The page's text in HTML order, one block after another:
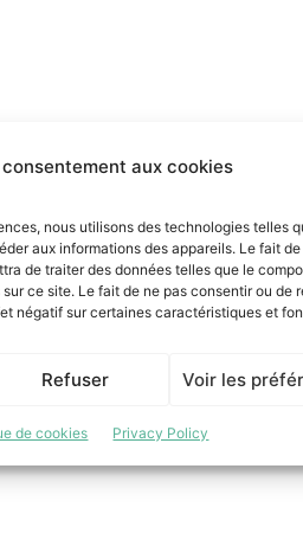
aux cookies
nous utilisons des technologies telles
aux informations des appareils. Le fait
de traiter des données telles que le
ce site. Le fait de ne pas consentir ou de
négatif sur certaines caractéristiques et
Refuser Voir les
de cookies Privacy Policy